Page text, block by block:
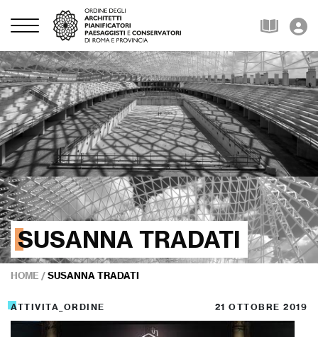
SUSANNA TRADATI
HOME /SUSANNA TRADATI
ATTIVITA_ORDINE 21 OTTOBRE 2019